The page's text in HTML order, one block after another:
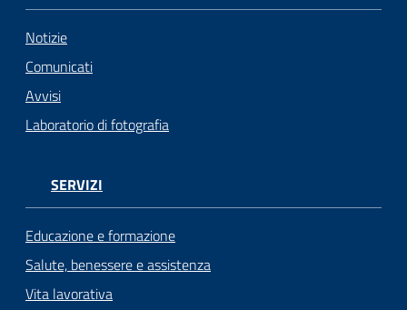
Notizie
Comunicati
Avvisi
Laboratorio di fotografia
SERVIZI
Educazione e formazione
Salute, benessere e assistenza
Vita lavorativa